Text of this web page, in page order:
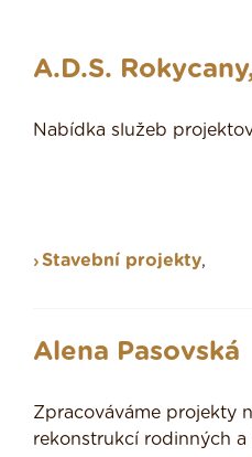
A.D.S.
Nabídka služeb
Stavební projekty,
Alena Pasovská
Zpracováváme projekty
rekonstrukcí rodinných